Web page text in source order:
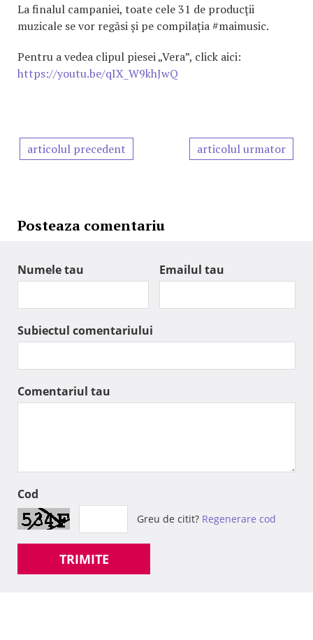
La finalul campaniei, toate cele 31 de producții
muzicale se vor regăsi și pe compilația #maimusic.
Pentru a vedea clipul piesei „Vera”, click aici:
https://youtu.be/qIX_W9khJwQ
articolul precedent articolul urmator
Posteaza comentariu
Numele tau Emailul tau
Subiectul comentariului
Comentariul tau
Cod
Greu de citit? Regenerare cod
TRIMITE